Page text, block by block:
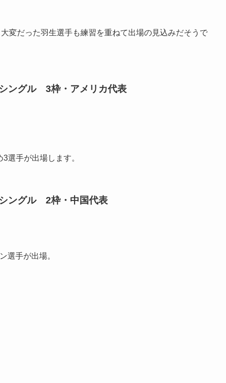
変だった羽生選手も練習を重ねて出場の見込みだそうで
ングル 3枠・アメリカ代表
選手が出場します。
ングル 2枠・中国代表
選手が出場。